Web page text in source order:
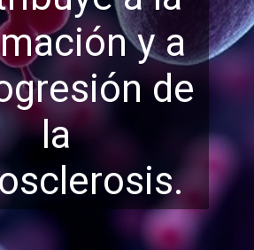
y a
de
la
sclerosis.